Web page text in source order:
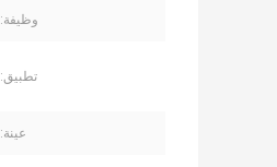
وظيفة:
تطبيق:
عينة: